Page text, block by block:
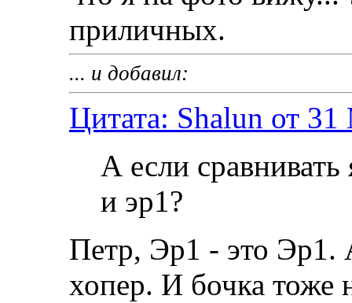
приличных.
... и добавил:
Цитата: Shalun от
А если
и эр1?
Петр, Эр1 - это Эр1.
хопер. И бочка тоже